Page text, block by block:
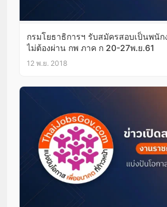
กรมโยธาธิการฯ รับสมัครสอบเป็นพนั
ไม่ต้องผ่าน กพ ภาค ก 20-27พ.ย.61
12 พ.ย. 2018